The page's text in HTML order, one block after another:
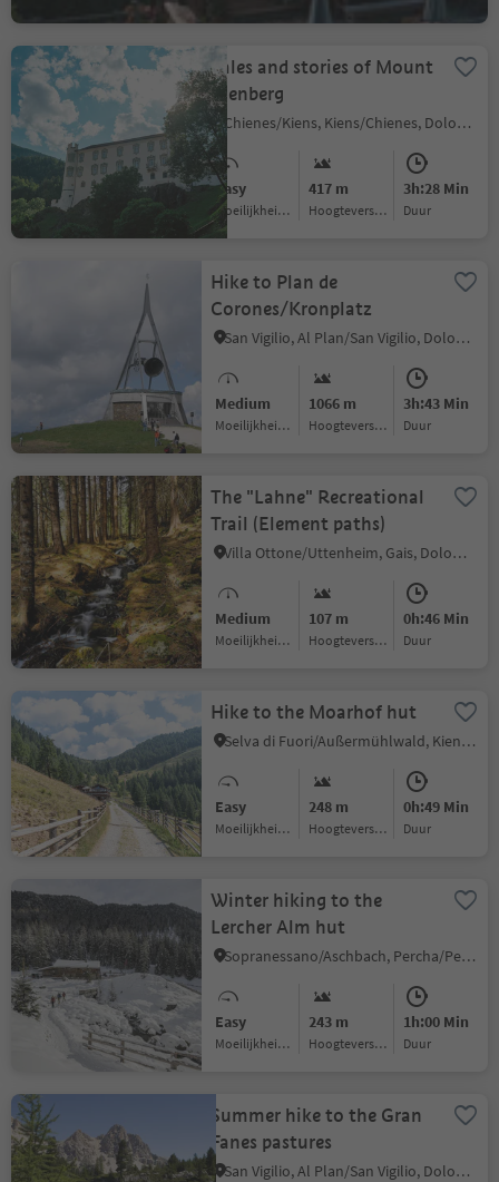
Tales and stories of Mount
Kienberg
Chienes/Kiens, Kiens/Chienes, Dolomites Region Kronplatz/Plan de Corones
Easy
Moeilijkheidsgraad
417 m
Hoogteverschil
3h:28 Min
Duur
Hike to Plan de
Corones/Kronplatz
San Vigilio, Al Plan/San Vigilio, Dolomites Region Kronplatz/Plan de Corones
Medium
Moeilijkheidsgraad
1066 m
Hoogteverschil
3h:43 Min
Duur
The "Lahne" Recreational
Trail (Element paths)
Villa Ottone/Uttenheim, Gais, Dolomites Region Kronplatz/Plan de Corones
Medium
Moeilijkheidsgraad
107 m
Hoogteverschil
0h:46 Min
Duur
Hike to the Moarhof hut
Selva di Fuori/Außermühlwald, Kiens/Chienes, Dolomites Region Kronplatz/Plan de Corones
Easy
Moeilijkheidsgraad
248 m
Hoogteverschil
0h:49 Min
Duur
Winter hiking to the
Lercher Alm hut
Sopranessano/Aschbach, Percha/Perca, Dolomites Region Kronplatz/Plan de Corones
Easy
Moeilijkheidsgraad
243 m
Hoogteverschil
1h:00 Min
Duur
Summer hike to the Gran
Fanes pastures
San Vigilio, Al Plan/San Vigilio, Dolomites Region Kronplatz/Plan de Corones